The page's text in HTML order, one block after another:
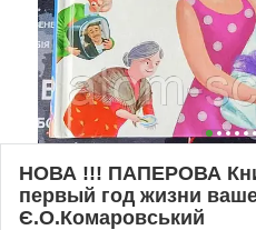
НОВА !!! ПАПЕРОВА
первый год жизни
Є.О.Комаровський